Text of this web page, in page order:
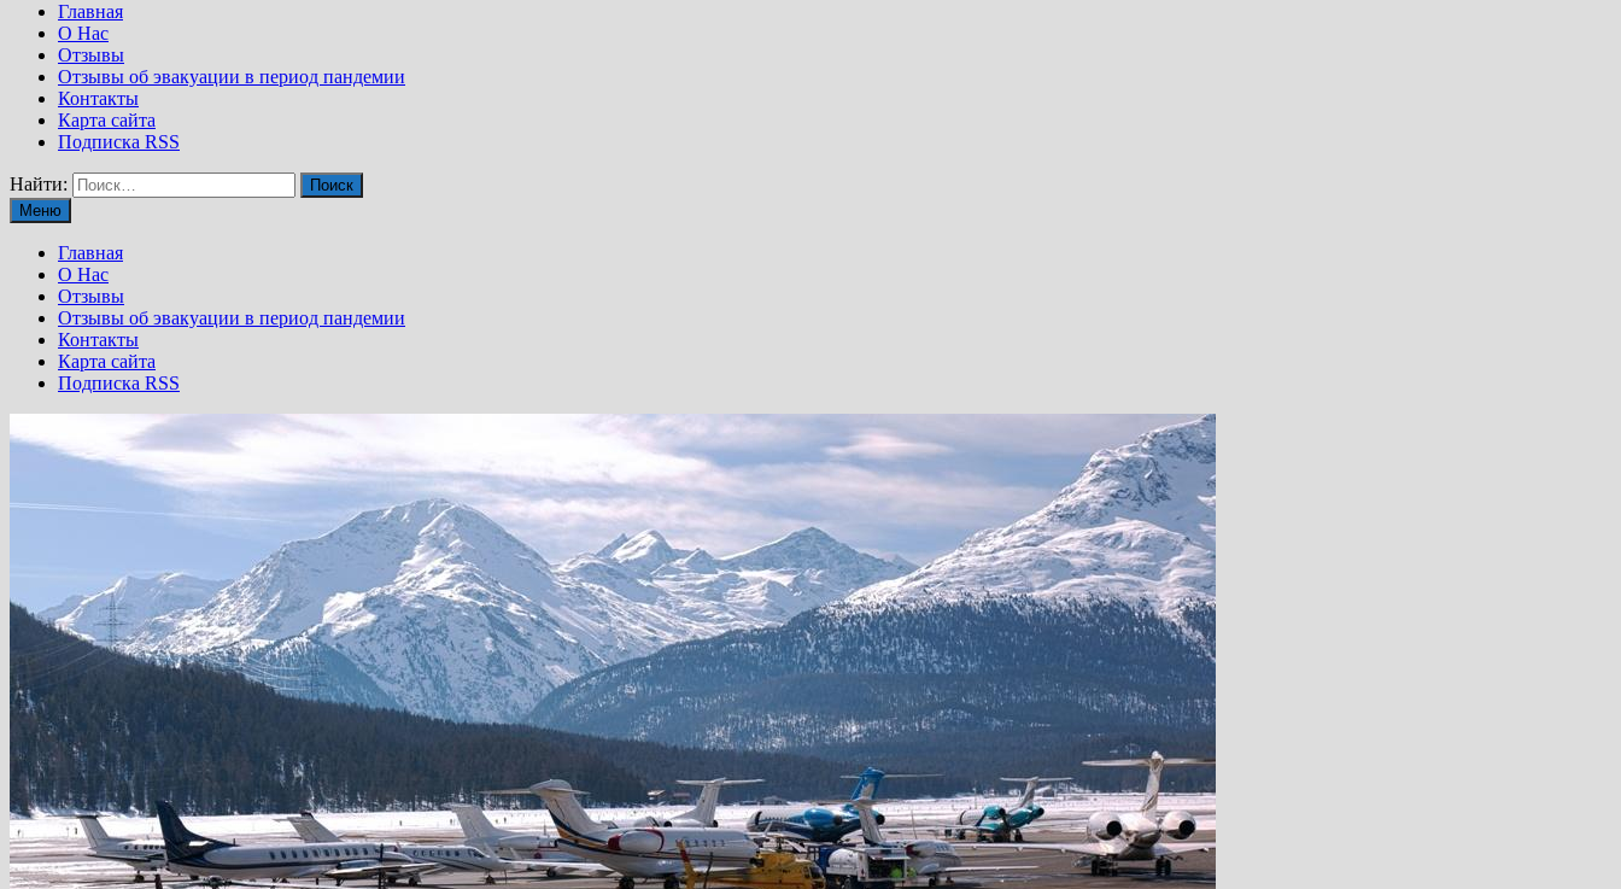
Главная
О Нас
Отзывы
Отзывы об эвакуации в период пандемии
Контакты
Карта сайта
Подписка RSS
Найти:
Меню
Главная
О Нас
Отзывы
Отзывы об эвакуации в период пандемии
Контакты
Карта сайта
Подписка RSS